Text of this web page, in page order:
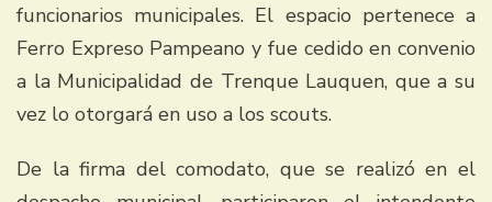
funcionarios municipales. El espacio pertenece a
Ferro Expreso Pampeano y fue cedido en convenio
a la Municipalidad de Trenque Lauquen, que a su
vez lo otorgará en uso a los scouts.
De la firma del comodato, que se realizó en el